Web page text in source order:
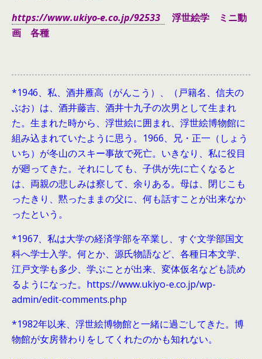
https://www.ukiyo-e.co.jp/92533
浮世絵学 ミニ動
画 各種
*1946、 私、酒井雁高（がんこう）、（戸籍名、信夫の
ぶお）は、酒井藤吉、酒井十九子の次男として生まれ
た。生まれた時から、浮世絵に囲まれ、浮世絵博物館に
組み込まれていたように思う。1966、兄・正一（しょう
いち）が冬山のスキー事故で死亡。いきなり、私に役目
が廻ってきた。それにしても、子供が先に亡くなると
は、両親の悲しみは察して、余りある。母は、閉じこも
ったきり、黙ったままの父に、何も話すことが出来なか
ったという。
*1967、私は大学の経済学部を卒業し、すぐ文学部国文
科へ学士入学。何とか、源氏物語など、各種日本文学、
江戸文学も多少、学ぶことが出来、変体仮名なども読め
るようになった。https://www.ukiyo-e.co.jp/wp-
admin/edit-comments.php
*1982年以来、浮世絵博物館と一緒に過ごしてきた。博
物館が女房替わりをしてくれたのかも知れない。